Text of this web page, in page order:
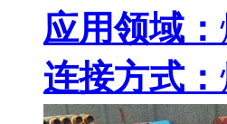
应用领域：
连接方式：